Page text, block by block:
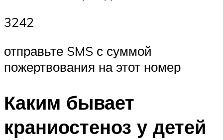
3242
отправьте SMS с суммой
пожертвования на этот номер
Каким бывает
краниостеноз у детей